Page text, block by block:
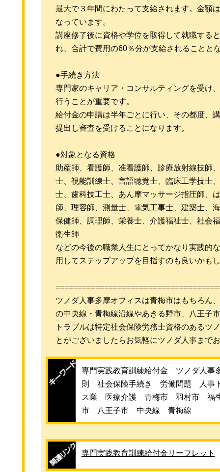
最大で３年間にわたって支給されます。金額
なっています。
講座修了後に資格や学位を取得して就職する
れ、合計で費用の60％分が支給されることと
●手続き方法
専門家のキャリア・コンサルティングを受け
行うことが重要です。
給付金の申請は半年ごとに行い、その都度、
提出し審査を受けることになります。
●対象となる資格
助産師、看護師、准看護師、診療放射線技師
士、視能訓練士、言語聴覚士、臨床工学技士
士、歯科技工士、あん摩マッサージ指圧師、
師、理容師、測量士、電気工事士、建築士、
保健師、調理師、栄養士、介護福祉士、社会
衛生師
などの今後の職業人生にとってかなり実践的
用してステップアップを目指すのも良いかも
ツノダ人事多摩オフィスは青梅市はもちろん
の中央線・青梅線沿線やあきる野市、八王子
トラブルは特定社会保険労務士資格のあるツ
とがございましたらお気軽にツノダ人事まで
専門実践教育訓練給付金 ツノダ人
則 社会保険手続き 労働問題 人
ス業 医療介護 青梅市 羽村市 福
市 八王子市 中央線 青梅線
専門実践教育訓練給付金リーフレット